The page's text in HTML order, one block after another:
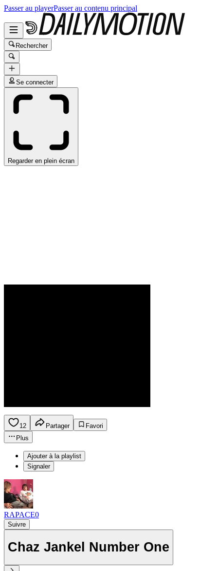
Passer au playerPasser au contenu principal
Rechercher
Se connecter
Regarder en plein écran
12 Partager
Favori
Plus
Ajouter à la playlist
Signaler
RAPACE0
Suivre
Chaz Jankel Number One